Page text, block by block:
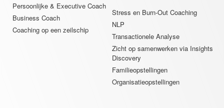
Persoonlijke & Executive Coach
Business Coach
Coaching op een zeilschip
Stress en Burn-Out Coaching
NLP
Transactionele Analyse
Zicht op samenwerken via Insights
Discovery
Familieopstellingen
Organisatieopstellingen